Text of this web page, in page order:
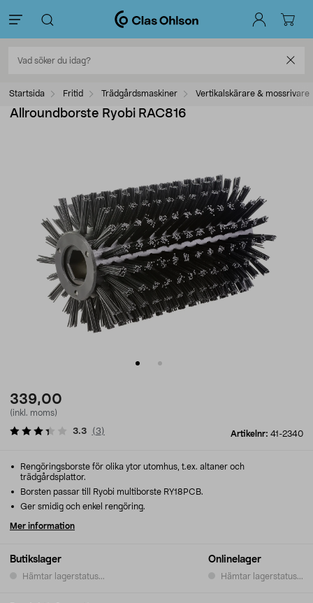
Startsida Fritid Trädgårdsmaskiner Vertikalskärare & mossrivare
Allroundborste Ryobi RAC816
339,00
(inkl. moms)
Artikelnr: 41-2340
3.3 (3)
Butikslager
Hämtar lagerstatus...
Onlinelager
Hämtar lagerstatus...
Rengöringsborste för olika ytor utomhus, t.ex. altaner och
trädgårdsplattor.
Borsten passar till Ryobi multiborste RY18PCB.
Ger smidig och enkel rengöring.
Mer information